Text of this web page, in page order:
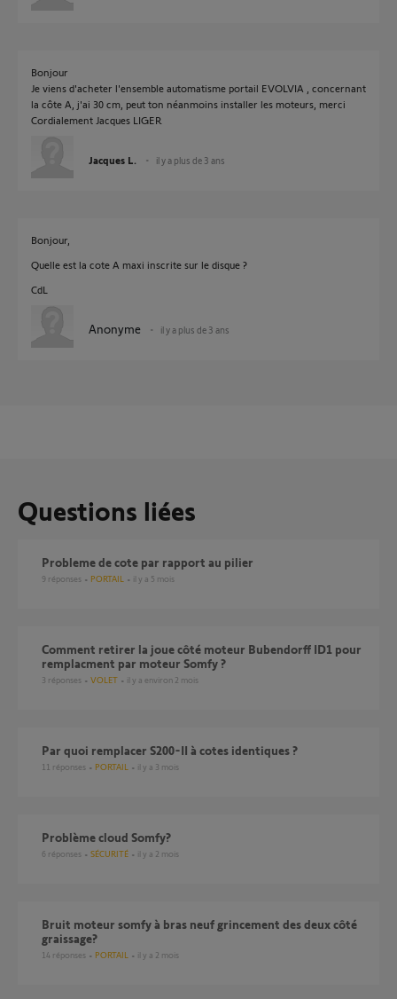
Bonjour
Je viens d'acheter l'ensemble automatisme portail EVOLVIA , concernant
la côte A, j'ai 30 cm, peut ton néanmoins installer les moteurs, merci
Cordialement Jacques LIGER
Jacques L. il y a plus de 3 ans
Bonjour,
Quelle est la cote A maxi inscrite sur le disque ?
CdL
Anonyme il y a plus de 3 ans
Questions liées
probleme de cote par rapport au pilier
9 réponses PORTAIL il y a 5 mois
Comment retirer la joue côté moteur Bubendorff ID1 pour
remplacment par moteur Somfy ?
3 réponses VOLET il y a environ 2 mois
Par quoi remplacer S200-II à cotes identiques ?
11 réponses PORTAIL il y a 3 mois
Problème cloud Somfy?
6 réponses SÉCURITÉ il y a 2 mois
Bruit moteur somfy à bras neuf grincement des deux côté
graissage?
14 réponses PORTAIL il y a 2 mois